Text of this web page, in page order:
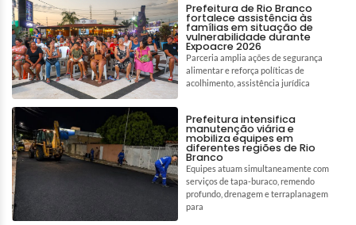
Prefeitura de Rio Branco
fortalece assistência às
famílias em situação de
vulnerabilidade durante
Expoacre 2026
Parceria amplia ações de segurança
alimentar e reforça políticas de
acolhimento, assistência jurídica
Prefeitura intensifica
manutenção viária e
mobiliza equipes em
diferentes regiões de Rio
Branco
Equipes atuam simultaneamente com
serviços de tapa-buraco, remendo
profundo, drenagem e terraplanagem
para